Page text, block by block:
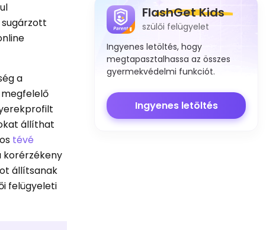
sugárzott
a
állíthat
tévé
korérzékeny
állítsanak
felügyeleti
FlashGet Kids
szülői felügyelet
Ingyenes letöltés, hogy
megtapasztalhassa az összes
gyermekvédelmi funkciót.
Ingyenes letöltés